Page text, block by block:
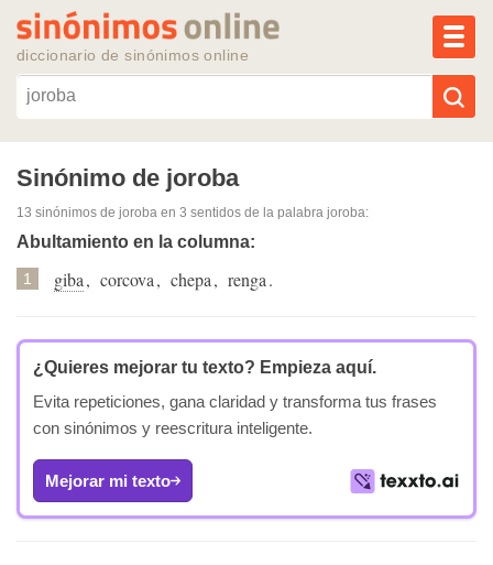
diccionario de sinónimos online
Reescribir texto con IA
Sinónimos populares
Temas populares
Temas recientes
Sinónimo de joroba
13 sinónimos de joroba en 3 sentidos de la palabra joroba:
Abultamiento en la columna:
1 giba, corcova, chepa, renga.
¿Quieres mejorar tu texto? Empieza aquí.
Evita repeticiones, gana claridad y transforma tus frases
con sinónimos y reescritura inteligente.
Mejorar mi texto